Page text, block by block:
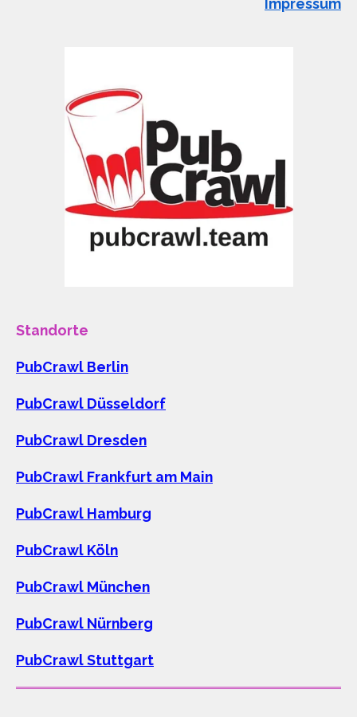
Impressum
Standorte
PubCrawl Berlin
PubCrawl Düsseldorf
PubCrawl Dresden
PubCrawl Frankfurt am Main
PubCrawl Hamburg
PubCrawl Köln
PubCrawl München
PubCrawl Nürnberg
PubCrawl Stuttgart